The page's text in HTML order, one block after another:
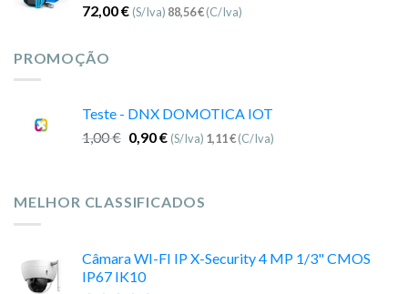
72,00€ (S/Iva) 88,56€(C/Iva)
PROMOÇÃO
Teste - DNX DOMOTICA IOT
1,00€ 0,90€ (S/Iva) 1,11€(C/Iva)
MELHOR CLASSIFICADOS
Câmara WI-FI IP X-Security 4 MP 1/3" CMOS
IP67 IK10